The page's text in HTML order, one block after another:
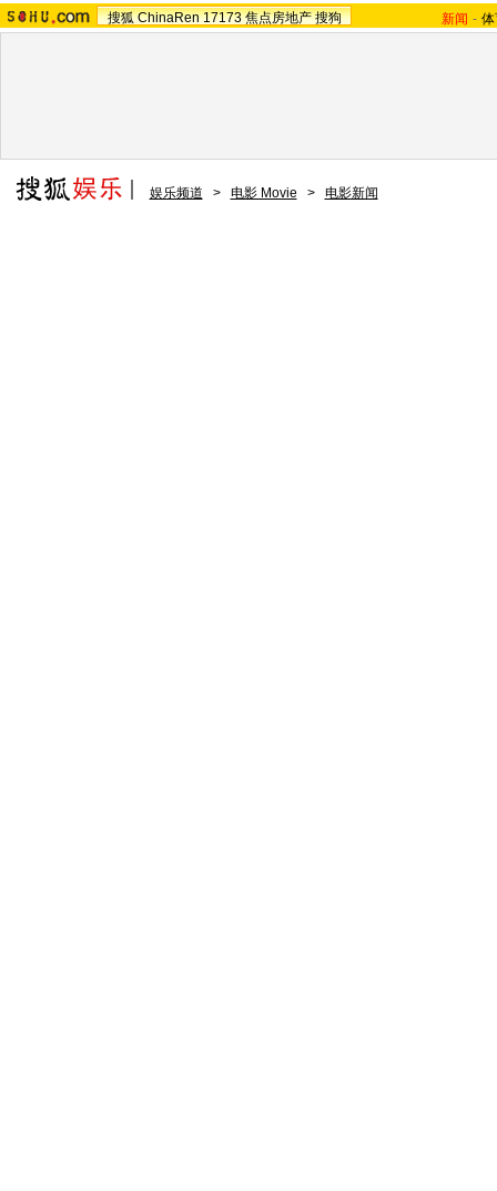
搜狐 ChinaRen 17173 焦点房地产 搜狗 新闻 -
娱乐频道 > 电影 Movie > 电影新闻